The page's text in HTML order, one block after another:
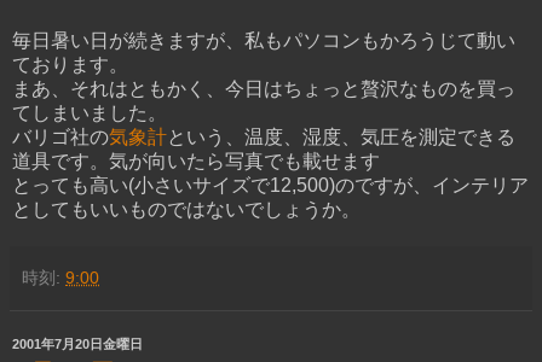
毎日暑い日が続きますが、私もパソコンもかろうじて動い
ております。
まあ、それはともかく、今日はちょっと贅沢なものを買っ
てしまいました。
バリゴ社の気象計という、温度、湿度、気圧を測定できる
道具です。気が向いたら写真でも載せます
とっても高い(小さいサイズで12,500)のですが、インテリア
としてもいいものではないでしょうか。
時刻: 9:00
2001年7月20日金曜日